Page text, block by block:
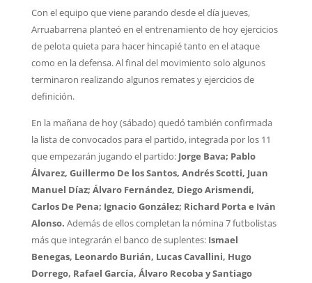
Con el equipo que viene parando desde el día jueves,
Arruabarrena planteó en el entrenamiento de hoy ejercicios
de pelota quieta para hacer hincapié tanto en el ataque
como en la defensa. Al final del movimiento solo algunos
terminaron realizando algunos remates y ejercicios de
definición.
En la mañana de hoy (sábado) quedó también confirmada
la lista de convocados para el partido, integrada por los 11
que empezarán jugando el partido: Jorge Bava; Pablo
Álvarez, Guillermo De los Santos, Andrés Scotti, Juan
Manuel Díaz; Álvaro Fernández, Diego Arismendi,
Carlos De Pena; Ignacio González; Richard Porta e Iván
Alonso. Además de ellos completan la nómina 7 futbolistas
más que integrarán el banco de suplentes: Ismael
Benegas, Leonardo Burián, Lucas Cavallini, Hugo
Dorrego, Rafael García, Álvaro Recoba y Santiago